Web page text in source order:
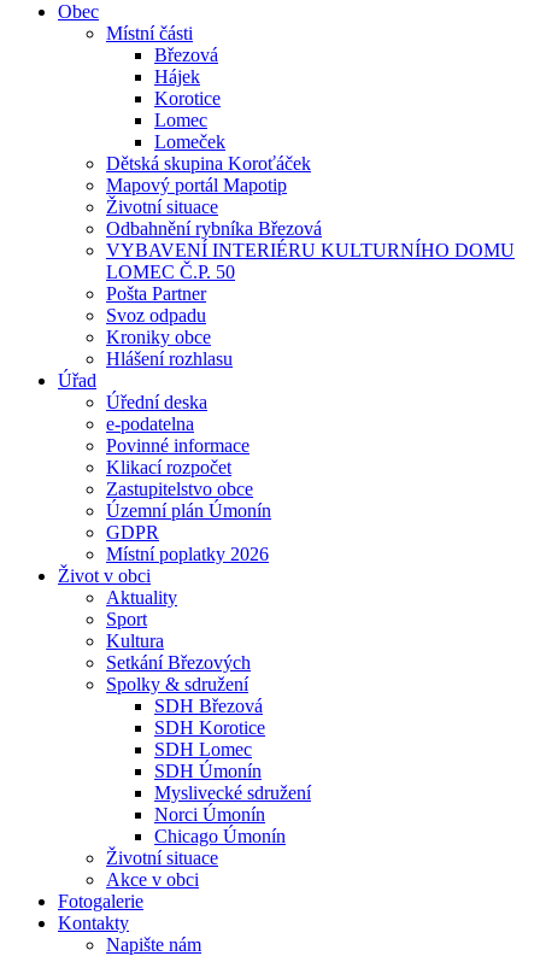
Obec
Místní části
Březová
Hájek
Korotice
Lomec
Lomeček
Dětská skupina Koroťáček
Mapový portál Mapotip
Životní situace
Odbahnění rybníka Březová
VYBAVENÍ INTERIÉRU KULTURNÍHO DOMU
LOMEC Č.P. 50
Pošta Partner
Svoz odpadu
Kroniky obce
Hlášení rozhlasu
Úřad
Úřední deska
e-podatelna
Povinné informace
Klikací rozpočet
Zastupitelstvo obce
Územní plán Úmonín
GDPR
Místní poplatky 2026
Život v obci
Aktuality
Sport
Kultura
Setkání Březových
Spolky & sdružení
SDH Březová
SDH Korotice
SDH Lomec
SDH Úmonín
Myslivecké sdružení
Norci Úmonín
Chicago Úmonín
Životní situace
Akce v obci
Fotogalerie
Kontakty
Napište nám